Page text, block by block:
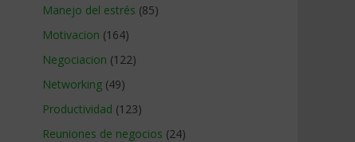
Manejo del estrés (85)
Motivacion (164)
Negociacion (122)
Networking (49)
Productividad (123)
Reuniones de negocios (24)